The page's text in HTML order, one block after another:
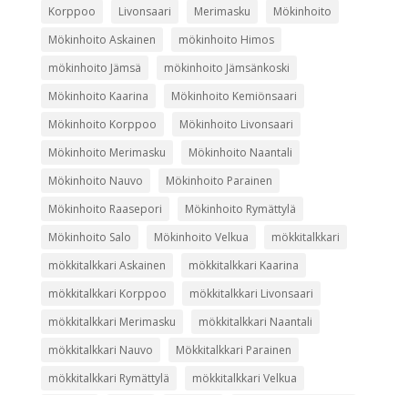
Korppoo
Livonsaari Merimasku
Mökinhoito
Mökinhoito Askainen
mökinhoito Himos
mökinhoito Jämsä
mökinhoito Jämsänkoski
Mökinhoito Kaarina
Mökinhoito Kemiönsaari
Mökinhoito Korppoo
Mökinhoito Livonsaari
Mökinhoito Merimasku
Mökinhoito Naantali
Mökinhoito Nauvo
Mökinhoito Parainen
Mökinhoito Raasepori
Mökinhoito Rymättylä
Mökinhoito Salo
Mökinhoito Velkua
mökkitalkkari
mökkitalkkari Askainen
mökkitalkkari Kaarina
mökkitalkkari Korppoo
mökkitalkkari Livonsaari
mökkitalkkari Merimasku
mökkitalkkari Naantali
mökkitalkkari Nauvo
Mökkitalkkari Parainen
mökkitalkkari Rymättylä
mökkitalkkari Velkua